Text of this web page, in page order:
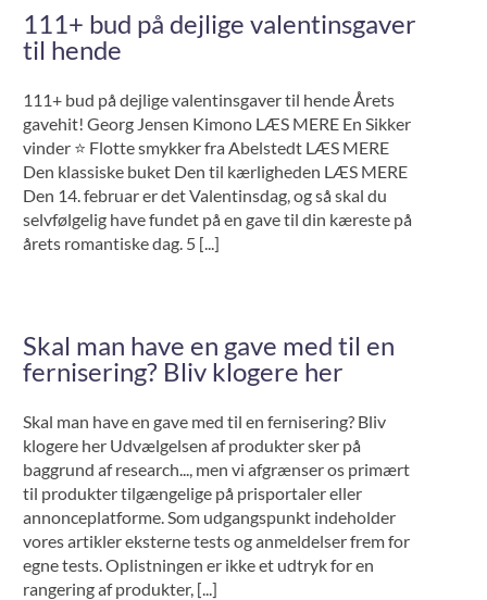
111+ bud på dejlige valentinsgaver
til hende
111+ bud på dejlige valentinsgaver til hende Årets
gavehit! Georg Jensen Kimono LÆS MERE En Sikker
vinder ⭐️ Flotte smykker fra Abelstedt LÆS MERE
Den klassiske buket Den til kærligheden LÆS MERE
Den 14. februar er det Valentinsdag, og så skal du
selvfølgelig have fundet på en gave til din kæreste på
årets romantiske dag. 5 [...]
Skal man have en gave med til en
fernisering? Bliv klogere her
Skal man have en gave med til en fernisering? Bliv
klogere her Udvælgelsen af produkter sker på
baggrund af research..., men vi afgrænser os primært
til produkter tilgængelige på prisportaler eller
annonceplatforme. Som udgangspunkt indeholder
vores artikler eksterne tests og anmeldelser frem for
egne tests. Oplistningen er ikke et udtryk for en
rangering af produkter, [...]